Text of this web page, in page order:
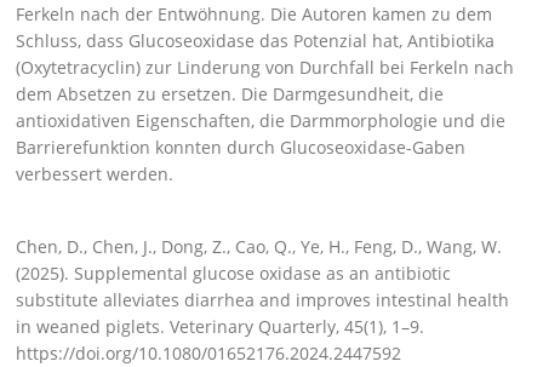
Ferkeln nach der Entwöhnung. Die Autoren kamen zu dem
Schluss, dass Glucoseoxidase das Potenzial hat, Antibiotika
(Oxytetracyclin) zur Linderung von Durchfall bei Ferkeln nach
dem Absetzen zu ersetzen. Die Darmgesundheit, die
antioxidativen Eigenschaften, die Darmmorphologie und die
Barrierefunktion konnten durch Glucoseoxidase-Gaben
verbessert werden.
Chen, D., Chen, J., Dong, Z., Cao, Q., Ye, H., Feng, D., Wang, W.
(2025). Supplemental glucose oxidase as an antibiotic
substitute alleviates diarrhea and improves intestinal health
in weaned piglets. Veterinary Quarterly, 45(1), 1–9.
https://doi.org/10.1080/01652176.2024.2447592